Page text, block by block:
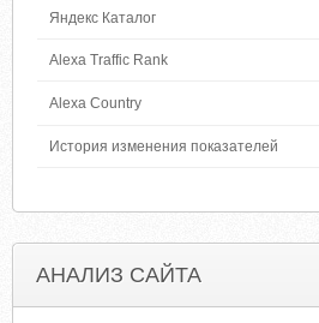
Яндекс Каталог
Alexa Traffic Rank
Alexa Country
История изменения показателей
АНАЛИЗ САЙТА